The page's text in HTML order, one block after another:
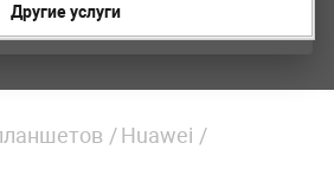
Другие услуги
Huawei